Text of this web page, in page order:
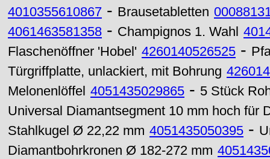
4010355610867 - Brausetabletten
4061463581358 - Champignos 1. Wahl
Flaschenöffner 'Hobel' 4260140526525 -
Türgriffplatte, unlackiert, mit Bohrung
Melonenlöffel 4051435029865 - 5 Stück
Universal Diamantsegment 10 mm hoch für
Stahlkugel Ø 22,22 mm 4051435050395 -
Diamantbohrkronen Ø 182-272 mm